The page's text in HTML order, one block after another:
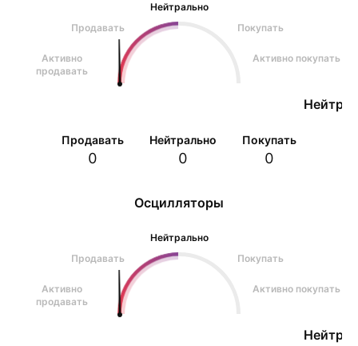
Осцилляторы
Нейтрально
Продавать
Покупать
Активно
продавать
Активно покупать
Нейтрально
Продавать
Покупать
Активно
продавать
Активно покупать
Продавать
0
Нейтрально
0
Покупать
0